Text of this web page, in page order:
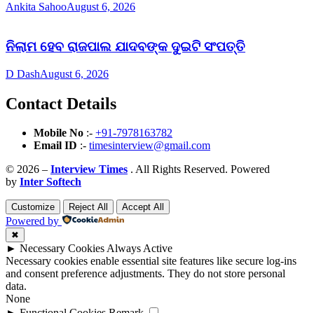
Ankita SahooAugust 6, 2026
ନିଲାମ ହେବ ରାଜପାଲ ଯାଦବଙ୍କ ଦୁଇଟି ସଂପତ୍ତି
D DashAugust 6, 2026
Contact Details
Mobile No :- +91-7978163782
Email ID :- timesinterview@gmail.com
© 2026 – Interview Times . All Rights Reserved. Powered
by Inter Softech
Customize Reject All Accept All
Powered by
✖
► Necessary CookiesAlways Active
Necessary cookies enable essential site features like secure log-ins
and consent preference adjustments. They do not store personal
data.
None